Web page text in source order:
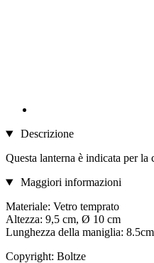
Descrizione
Questa lanterna è indicata per
Maggiori informazioni
Materiale: Vetro temprato
Altezza: 9,5 cm, Ø 10 cm
Lunghezza della maniglia: 8.5cm
Copyright: Boltze